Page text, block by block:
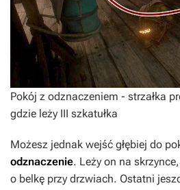
Pokój z odznaczeniem - strzałka
gdzie leży III szkatułka
Możesz jednak wejść głębiej do
odznaczenie. Leży on na
o belkę przy drzwiach. Ostatni